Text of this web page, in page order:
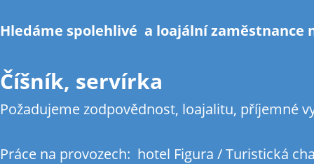
Hledáme spolehlivé a loajální zaměstnance
Číšník, servírka
Požadujeme zodpovědnost, loajalitu, příjemné
Práce na provozech: hotel Figura / Turistická